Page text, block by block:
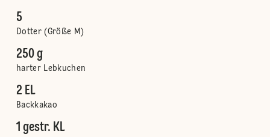
5
Dotter (Größe M)
250 g
harter Lebkuchen
2 EL
Backkakao
1 gestr. KL